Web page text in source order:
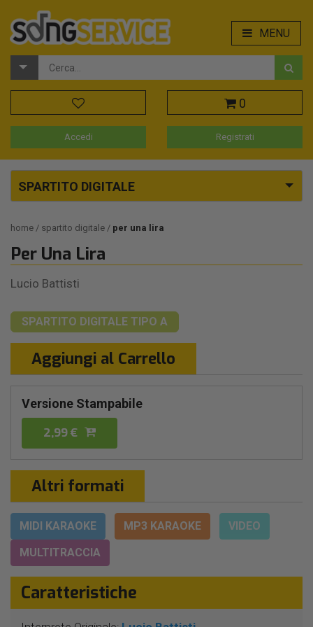
MENU
0
Accedi Registrati
SPARTITO DIGITALE
home spartito digitale per una lira
Per Una Lira
Lucio Battisti
SPARTITO DIGITALE TIPO A
Aggiungi al Carrello
Versione Stampabile
2,99 €
Altri formati
MIDI KARAOKE MP3 KARAOKE
VIDEO
MULTITRACCIA
Caratteristiche